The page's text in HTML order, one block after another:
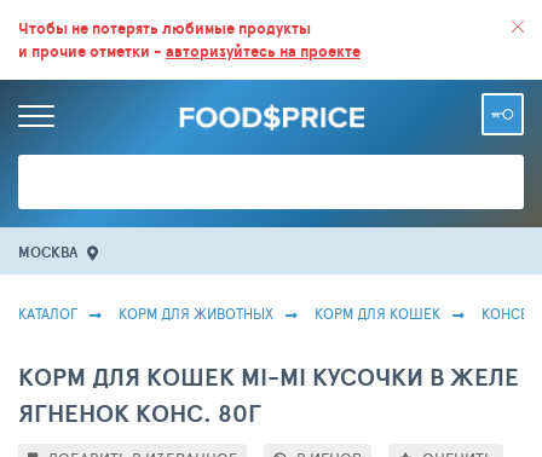
ВСЕ СКИДКИ И ВЫГОДНЫЕ ЦЕНЫ НА ПРОДУКТЫ В МАГАЗИНАХ.
БОЛЬШЕ 100 000 ТОВАРОВ. ЕЖЕДНЕВНОЕ ОБНОВЛЕНИЕ ЦЕН.
Чтобы не потерять любимые продукты
и прочие отметки - авторизуйтесь на проекте
МОСКВА
КАТАЛОГ КОРМ ДЛЯ ЖИВОТНЫХ КОРМ ДЛЯ КОШЕК
КОРМ ДЛЯ КОШЕК MI-MI КУСОЧКИ В ЖЕЛЕ
ЯГНЕНОК КОНС. 80Г